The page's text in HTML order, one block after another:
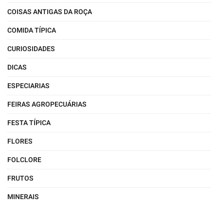
COISAS ANTIGAS DA ROÇA
COMIDA TÍPICA
CURIOSIDADES
DICAS
ESPECIARIAS
FEIRAS AGROPECUÁRIAS
FESTA TÍPICA
FLORES
FOLCLORE
FRUTOS
MINERAIS